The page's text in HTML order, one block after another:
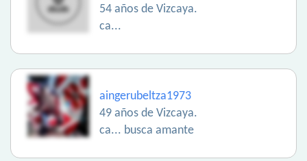
54 años de Vizcaya.
ca...
aingerubeltza1973
49 años de Vizcaya.
ca... busca amante